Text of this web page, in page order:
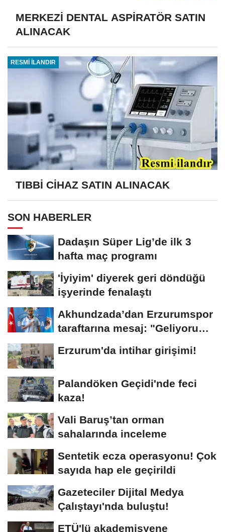
MERKEZİ DENTAL ASPİRATÖR SATIN
ALINACAK
RESMİ İLANDIR
TIBBİ CİHAZ SATIN ALINACAK
SON HABERLER
Dadaşın Süper Lig’de ilk 3
hafta maç programı
'İyiyim' diyerek geri döndüğü
işyerinde fenalaştı
Akhundzada’dan Erzurumspor
taraftarına mesaj: "Geliyorum
Erzurum'da intihar girişimi!
Palandöken Geçidi'nde feci
kaza!
Vali Baruş’tan orman
sahalarında inceleme
Sentetik ecza operasyonu! Çok
sayıda hap ele geçirildi
Gazeteciler Dijital Medya
Çalıştayı'nda buluştu!
ETÜ'lü akademisyene